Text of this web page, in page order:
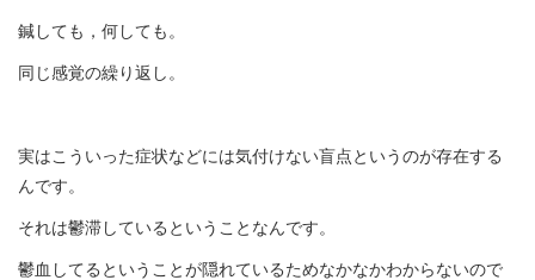
鍼しても，何しても。
同じ感覚の繰り返し。
実はこういった症状などには気付けない盲点というのが存在する
んです。
それは鬱滞しているということなんです。
鬱血してるということが隠れているためなかなかわからないので